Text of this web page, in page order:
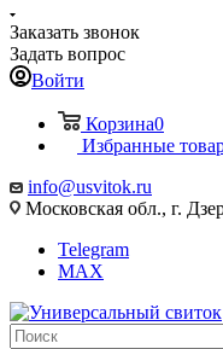
Заказать звонок
Задать вопрос
Войти
Корзина0
Избранные
info@usvitok.ru
Московская обл., г.
Telegram
MAX